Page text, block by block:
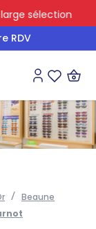
sélection
RDV
Connexion
Beaune